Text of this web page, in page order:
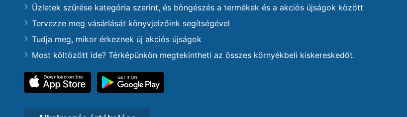
Üzletek szűrése kategória szerint, és böngészés a termékek és a akciós újságok között
Tervezze meg vásárlását könyvjelzőink segítségével
Tudja meg, mikor érkeznek új akciós újságok
Most költözött ide? Térképünkön megtekintheti az összes környékbeli kiskereskedőt.